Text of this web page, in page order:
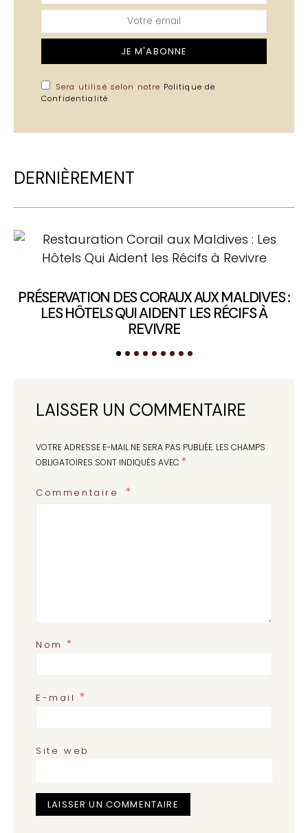
JE M'ABONNE
Sera utilisé selon notre Politique de
Confidentialité.
DERNIÈREMENT
PRÉSERVATION DES CORAUX AUX MALDIVES :
LES HÔTELS QUI AIDENT LES RÉCIFS À
REVIVRE
LAISSER UN COMMENTAIRE
VOTRE ADRESSE E-MAIL NE SERA PAS PUBLIÉE. LES CHAMPS
OBLIGATOIRES SONT INDIQUÉS AVEC *
Commentaire
Nom*
E-mail*
Site web